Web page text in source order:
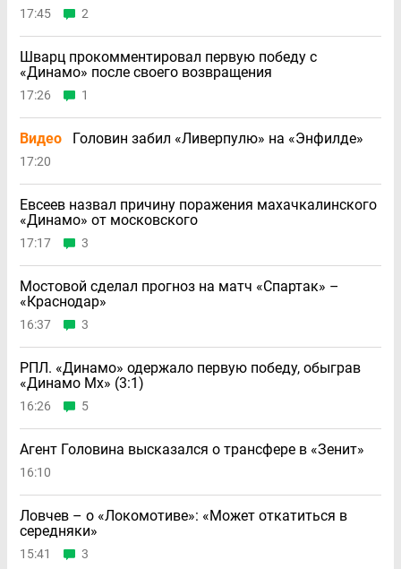
17:45 2
Шварц прокомментировал первую победу с
«Динамо» после своего возвращения
17:26 1
Видео Головин забил «Ливерпулю» на «Энфилде»
17:20
Евсеев назвал причину поражения махачкалинского
«Динамо» от московского
17:17 3
Мостовой сделал прогноз на матч «Спартак» –
«Краснодар»
16:37 3
РПЛ. «Динамо» одержало первую победу, обыграв
«Динамо Мх» (3:1)
16:26 5
Агент Головина высказался о трансфере в «Зенит»
16:10
Ловчев – о «Локомотиве»: «Может откатиться в
середняки»
15:41 3